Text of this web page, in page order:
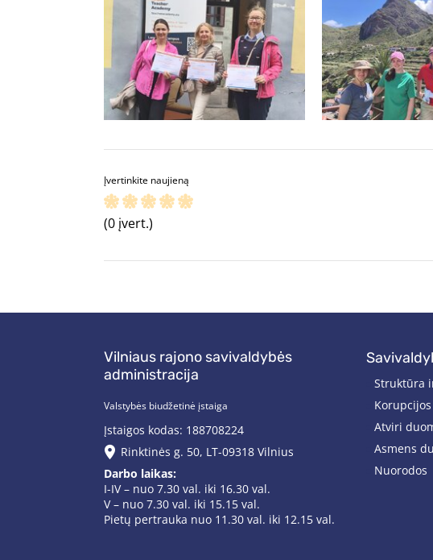
Įvertinkite naujieną
(0 įvert.)
Vilniaus rajono savivaldybės
administracija
Valstybės biudžetinė įstaiga
Įstaigos kodas: 188708224
Rinktinės g. 50, LT-09318 Vilnius
Darbo laikas:
I-IV – nuo 7.30 val. iki 16.30 val.
V – nuo 7.30 val. iki 15.15 val.
Pietų pertrauka nuo 11.30 val. iki 12.15 val.
Struktūra
Atviri
Asmens
Nuorodos